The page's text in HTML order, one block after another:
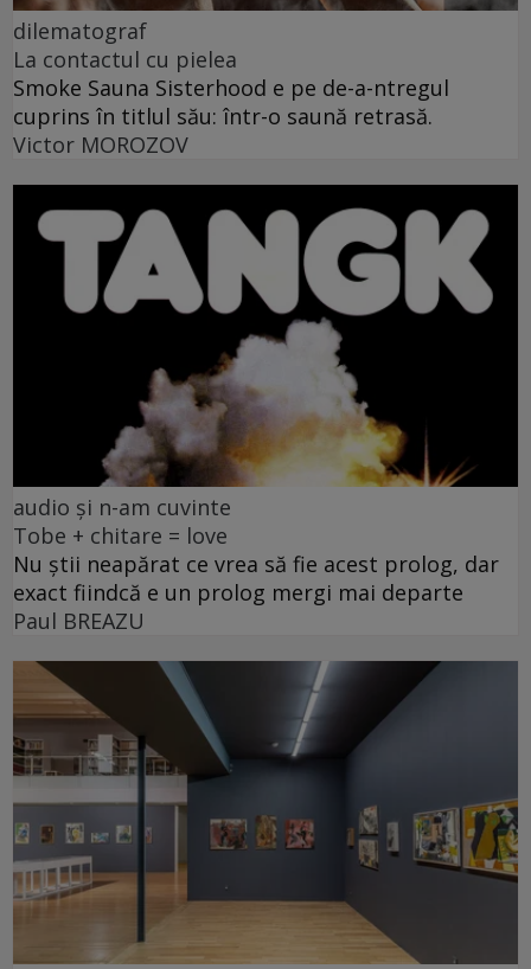
dilematograf
La contactul cu pielea
Smoke Sauna Sisterhood e pe de-a-ntregul
cuprins în titlul său: într-o saună retrasă.
Victor MOROZOV
audio și n-am cuvinte
Tobe + chitare = love
Nu știi neapărat ce vrea să fie acest prolog, dar
exact fiindcă e un prolog mergi mai departe
Paul BREAZU